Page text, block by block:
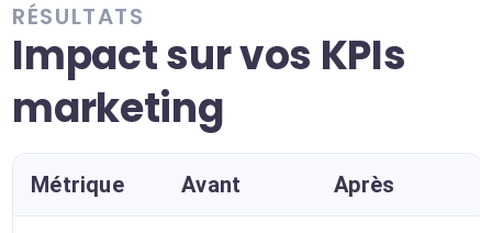
RÉSULTATS
Impact sur vos KPIs
marketing
Métrique Avant Après